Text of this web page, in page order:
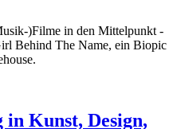
)Filme in den Mittelpunkt -
Behind The Name, ein Biopic
Kunst, Design,